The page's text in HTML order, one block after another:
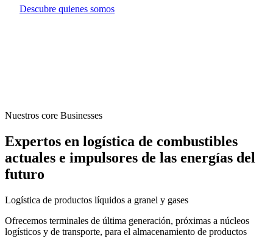
Descubre quienes somos​
Nuestros core Businesses
Expertos en logística de combustibles
actuales e impulsores de las energías del
futuro
Logística de productos líquidos a granel y gases
Ofrecemos terminales de última generación, próximas a núcleos
logísticos y de transporte, para el almacenamiento de productos